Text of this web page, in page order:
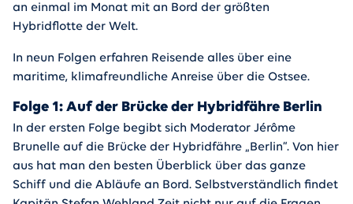
an einmal im Monat mit an Bord der größten
Hybridflotte der Welt.
In neun Folgen erfahren Reisende alles über eine
maritime, klimafreundliche Anreise über die Ostsee.
Folge 1: Auf der Brücke der Hybridfähre Berlin
In der ersten Folge begibt sich Moderator Jérôme
Brunelle auf die Brücke der Hybridfähre „Berlin“. Von hier
aus hat man den besten Überblick über das ganze
Schiff und die Abläufe an Bord. Selbstverständlich findet